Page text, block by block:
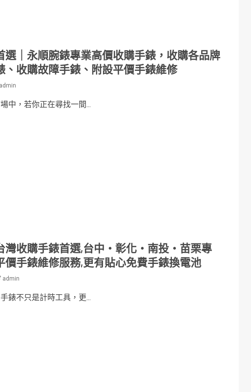
選｜永順腕錶專業高價收購手錶，收購各品牌
、收購故障手錶、附設平價手錶維修
admin
中，若你正在尋找一間...
灣收購手錶首選,台中・彰化・南投・苗栗專
價手錶維修服務,更有貼心免費手錶換電池
admin
錶不只是計時工具，更...